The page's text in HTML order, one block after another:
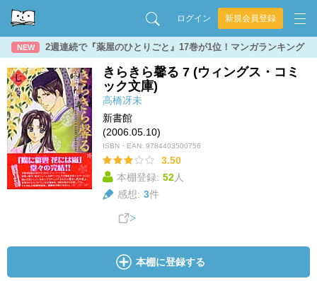
ログイン 新規会員登録
NEW 2週連続で『薬屋のひとりごと』17巻が1位！マンガランキング
きらきら馨る 7 (ウィングス・コミ
ック文庫)
高橋冴未
新書館
(2006.05.10)
ISBN・EAN: 9784403500756
3.50
本棚登録: 52人
感想: 3件
本棚に登録する